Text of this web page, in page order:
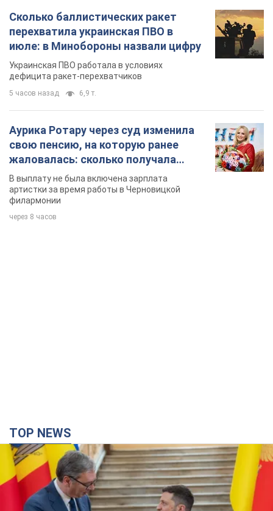
Сколько баллистических ракет
перехватила украинская ПВО в
июле: в Минобороны назвали цифру
Украинская ПВО работала в условиях
дефицита ракет-перехватчиков
5 часов назад 6,9 т.
Аурика Ротару через суд изменила
свою пенсию, на которую ранее
жаловалась: сколько получала
певица
В выплату не была включена зарплата
артистки за время работы в Черновицкой
филармонии
через 8 часов
TOP NEWS